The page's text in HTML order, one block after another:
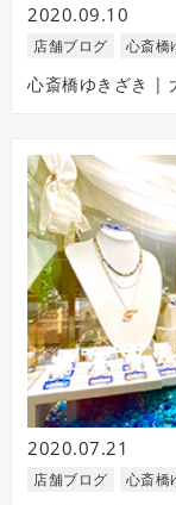
2020.09.10
店舗ブログ 心斎橋
心斎橋ゆきざき |
2020.07.21
店舗ブログ 心斎橋